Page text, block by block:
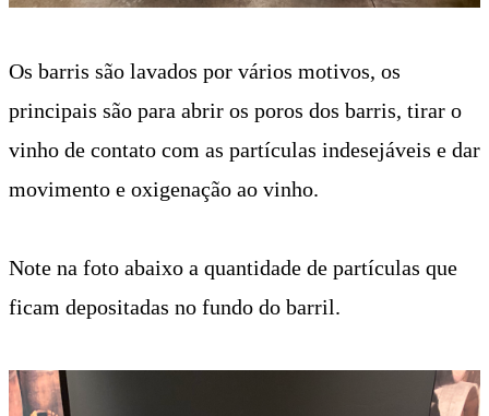
Os barris são lavados por vários motivos, os
principais são para abrir os poros dos barris, tirar o
vinho de contato com as partículas indesejáveis e dar
movimento e oxigenação ao vinho.
Note na foto abaixo a quantidade de partículas que
ficam depositadas no fundo do barril.